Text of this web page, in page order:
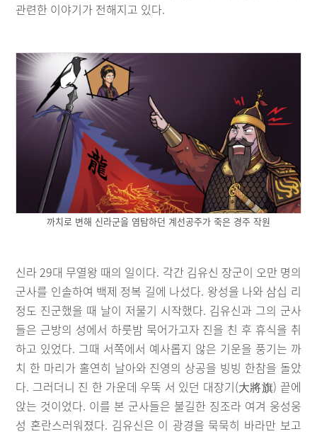
관련한 이야기가 전해지고 있다.
까치로 변해 신라군을 염탐하던 계선공주가 죽은 경주 작원
신라 29대 무열왕 때의 일이다. 각간 김유신 장군이 오만 명의
군사를 인솔하여 백제 정복 길에 나섰다. 왕성을 나와 삼십 리
정도 진군했을 때 날이 저물기 시작했다. 김유신과 그의 군사
들은 근방의 성에서 하룻밤 묵어가고자 진을 친 후 휴식을 취
하고 있었다. 그때 서쪽에서 예사롭지 않은 기운을 풍기는 까
치 한 마리가 홀연히 날아와 진영의 상공을 빙빙 한참을 돌았
다. 그러더니 진 한 가운데 우뚝 서 있던 대장기(大將旗) 끝에
앉는 것이었다. 이를 본 군사들은 불길한 징조라 여겨 웅성웅
성 혼란스러워졌다. 김유신은 이 광경을 묵묵히 바라만 보고